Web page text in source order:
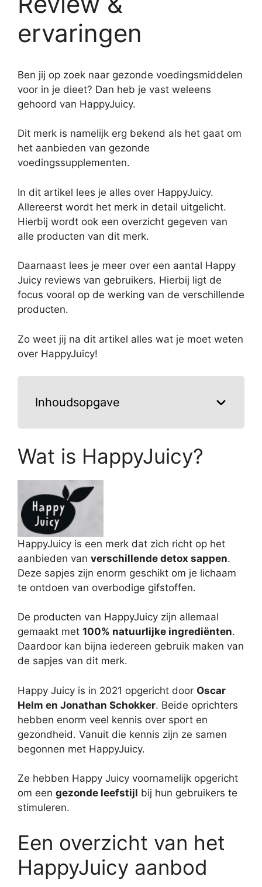
ervaringen
Ben jij op zoek naar gezonde voedingsmiddelen
voor in je dieet? Dan heb je vast weleens
gehoord van HappyJuicy.
Dit merk is namelijk erg bekend als het gaat om
het aanbieden van gezonde
voedingssupplementen.
In dit artikel lees je alles over HappyJuicy.
Allereerst wordt het merk in detail uitgelicht.
Hierbij wordt ook een overzicht gegeven van
alle producten van dit merk.
Daarnaast lees je meer over een aantal Happy
Juicy reviews van gebruikers. Hierbij ligt de
focus vooral op de werking van de verschillende
producten.
Zo weet jij na dit artikel alles wat je moet weten
over HappyJuicy!
Inhoudsopgave
Wat is HappyJuicy?
HappyJuicy is een merk dat zich richt op het
aanbieden van verschillende detox sappen.
Deze sapjes zijn enorm geschikt om je lichaam
te ontdoen van overbodige gifstoffen.
De producten van HappyJuicy zijn allemaal
gemaakt met 100% natuurlijke ingrediënten.
Daardoor kan bijna iedereen gebruik maken van
de sapjes van dit merk.
Happy Juicy is in 2021 opgericht door Oscar
Helm en Jonathan Schokker. Beide oprichters
hebben enorm veel kennis over sport en
gezondheid. Vanuit die kennis zijn ze samen
begonnen met HappyJuicy.
Ze hebben Happy Juicy voornamelijk opgericht
om een gezonde leefstijl bij hun gebruikers te
stimuleren.
Een overzicht van het
HappyJuicy aanbod